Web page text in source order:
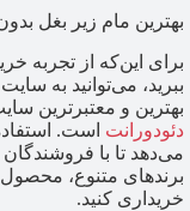
بهترین مام زیر بغل
برای این‌که از تجربه
ببرید، می‌توانید به
بهترین و معتبرترین
دئودورانت است.
می‌دهد تا با
برندهای متنوع،
خریداری کنید.